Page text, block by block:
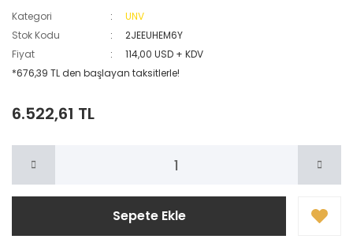
Kategori
UNV
Stok Kodu
2JEEUHEM6Y
Fiyat
114,00 USD + KDV
*676,39 TL den başlayan taksitlerle!
6.522,61 TL
Sepete Ekle